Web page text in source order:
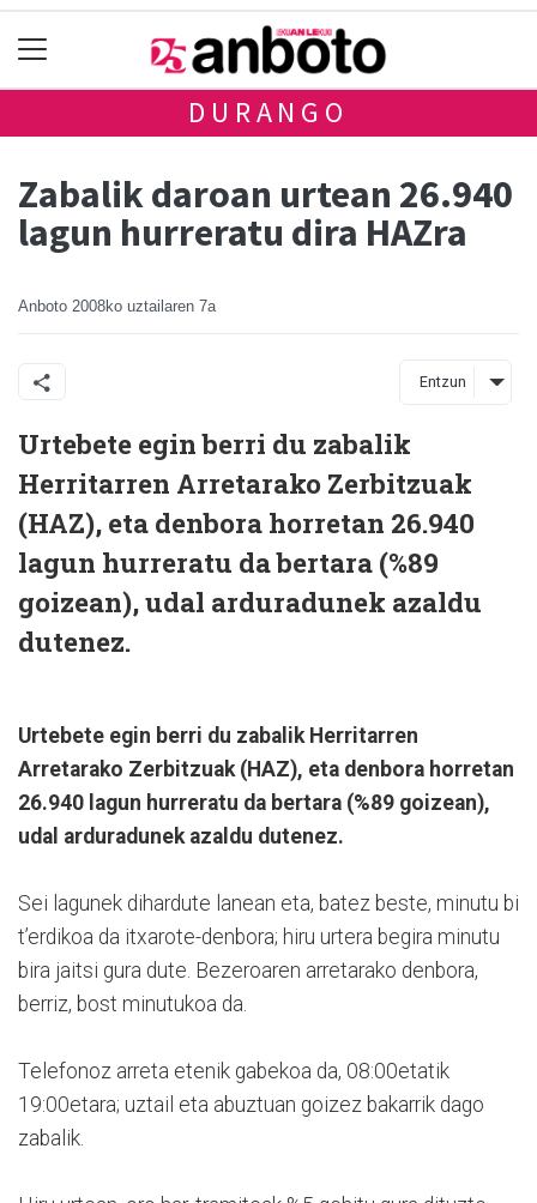
DURANGO
Zabalik daroan urtean 26.940
lagun hurreratu dira HAZra
Anboto 2008ko uztailaren 7a
Entzun
Urtebete egin berri du zabalik
Herritarren Arretarako Zerbitzuak
(HAZ), eta denbora horretan 26.940
lagun hurreratu da bertara (%89
goizean), udal arduradunek azaldu
dutenez.
Urtebete egin berri du zabalik Herritarren
Arretarako Zerbitzuak (HAZ), eta denbora horretan
26.940 lagun hurreratu da bertara (%89 goizean),
udal arduradunek azaldu dutenez.
Sei lagunek dihardute lanean eta, batez beste, minutu bi
t’erdikoa da itxarote-denbora; hiru urtera begira minutu
bira jaitsi gura dute. Bezeroaren arretarako denbora,
berriz, bost minutukoa da.
Telefonoz arreta etenik gabekoa da, 08:00etatik
19:00etara; uztail eta abuztuan goizez bakarrik dago
zabalik.